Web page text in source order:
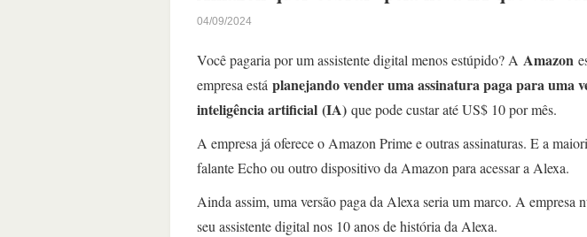
04/09/2024
Você pagaria por um assistente digital menos estúpido? A Amazon
empresa está planejando vender uma assinatura paga para uma
inteligência artificial (IA) que pode custar até US$ 10 por mês.
A empresa já oferece o Amazon Prime e outras assinaturas. E a
falante Echo ou outro dispositivo da Amazon para acessar a Alexa.
Ainda assim, uma versão paga da Alexa seria um marco. A empresa
seu assistente digital nos 10 anos de história da Alexa.